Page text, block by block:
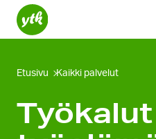
Hyppää
sisältöön
Etusivu Kaikki palvelut
Työkalut